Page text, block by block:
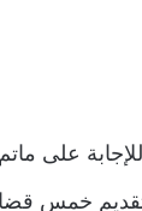
٢٦ اكتوبر مع لجنة
خمس